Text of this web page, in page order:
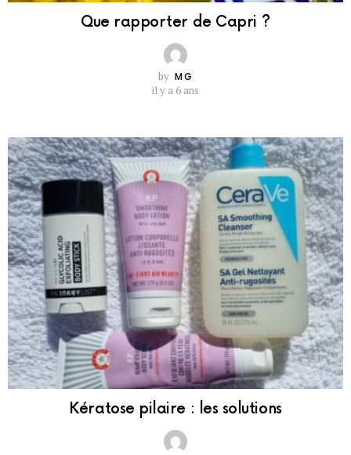
Que rapporter de Capri ?
by MG
il y a 6 ans
Kératose pilaire : les solutions